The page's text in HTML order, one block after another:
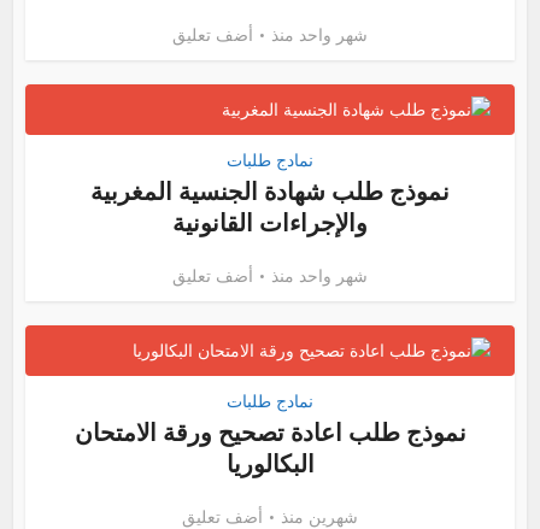
شهر واحد منذ أضف تعليق
نمادج طلبات
نموذج طلب شهادة الجنسية المغربية
والإجراءات القانونية
شهر واحد منذ أضف تعليق
نمادج طلبات
نموذج طلب اعادة تصحيح ورقة الامتحان
البكالوريا
شهرين منذ أضف تعليق